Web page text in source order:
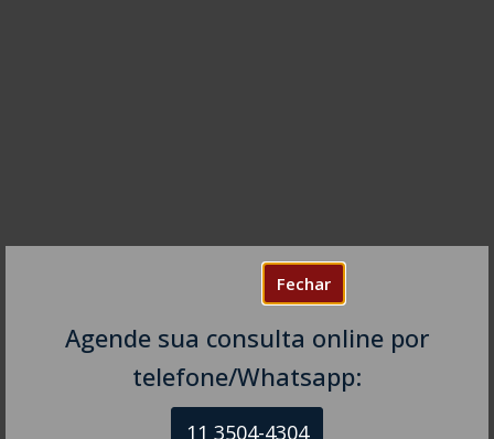
Fechar
Agende sua consulta online por
telefone/Whatsapp:
11 3504-4304
NEUROLOGISTA VITÓRIA – ES
CRM-ES 11.111